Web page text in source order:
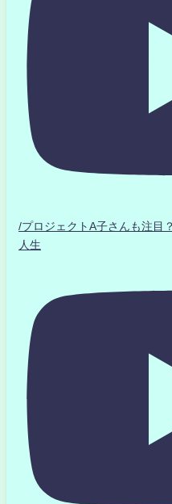
/プロジェクトA子さんも注
人生